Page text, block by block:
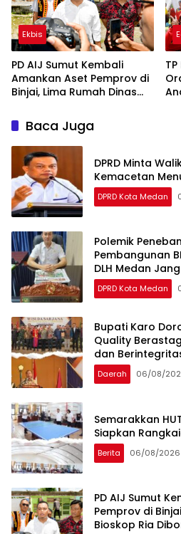
Ekbis
PD AIJ Sumut Kembali
Amankan Aset Pemprov di
Binjai, Lima Rumah Dinas
Baca Juga
DPRD Minta
Kemacetan
DPRD Kota Medan
Polemik
Pembangunan
DLH Medan
DPRD Kota Medan
Bupati Karo
Quality
dan
Daerah 06/08/
Semarakkan
Siapkan
Berita 06/08/2026
PD AIJ Sumut
Pemprov di
Bioskop Ria